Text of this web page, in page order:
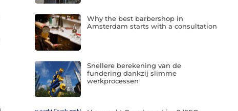
Why the best barbershop in
Amsterdam starts with a consultation
Snellere berekening van de
fundering dankzij slimme
werkprocessen